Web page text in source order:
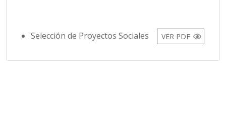
Selección de Proyectos Sociales VER PDF